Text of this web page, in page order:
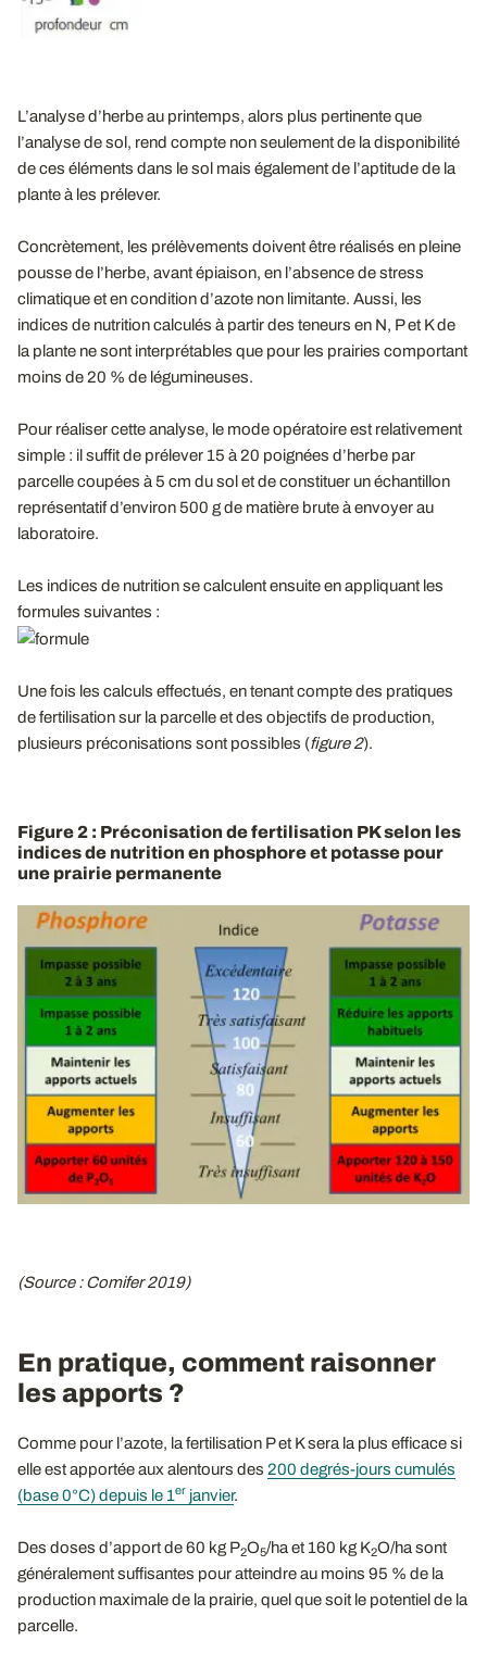
L’analyse d’herbe au printemps, alors plus pertinente que
l’analyse de sol, rend compte non seulement de la disponibilité
de ces éléments dans le sol mais également de l’aptitude de la
plante à les prélever.
Concrètement, les prélèvements doivent être réalisés en pleine
pousse de l’herbe, avant épiaison, en l’absence de stress
climatique et en condition d’azote non limitante. Aussi, les
indices de nutrition calculés à partir des teneurs en N, P et K de
la plante ne sont interprétables que pour les prairies comportant
moins de 20 % de légumineuses.
Pour réaliser cette analyse, le mode opératoire est relativement
simple : il suffit de prélever 15 à 20 poignées d’herbe par
parcelle coupées à 5 cm du sol et de constituer un échantillon
représentatif d’environ 500 g de matière brute à envoyer au
laboratoire.
Les indices de nutrition se calculent ensuite en appliquant les
formules suivantes :
Une fois les calculs effectués, en tenant compte des pratiques
de fertilisation sur la parcelle et des objectifs de production,
plusieurs préconisations sont possibles (figure 2).
Figure 2 : Préconisation de fertilisation PK selon les
indices de nutrition en phosphore et potasse pour
une prairie permanente
(Source : Comifer 2019)
En pratique, comment raisonner
les apports ?
Comme pour l’azote, la fertilisation P et K sera la plus efficace si
elle est apportée aux alentours des 200 degrés-jours cumulés
(base 0°C) depuis le 1er janvier.
Des doses d’apport de 60 kg P2O5/ha et 160 kg K2O/ha sont
généralement suffisantes pour atteindre au moins 95 % de la
production maximale de la prairie, quel que soit le potentiel de la
parcelle.